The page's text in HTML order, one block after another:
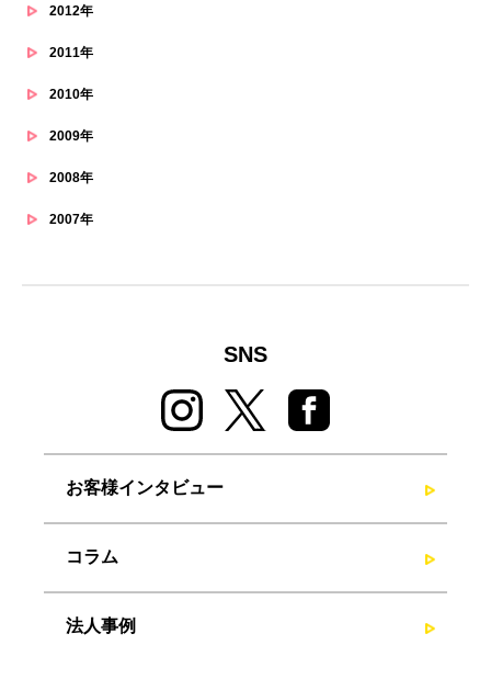
2012年
2011年
2010年
2009年
2008年
2007年
SNS
お客様インタビュー
コラム
法人事例